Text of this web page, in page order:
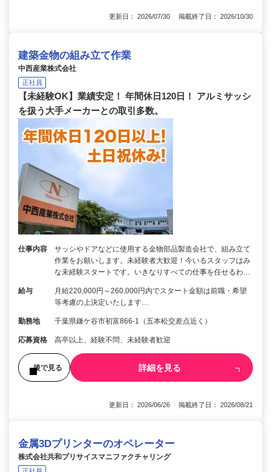
更新日： 2026/07/30 掲載終了日： 2026/10/30
建築金物の組み立て作業
中西産業株式会社
正社員
【未経験OK】業績安定！ 年間休日120日！ アルミサッシ
を扱う大手メーカーとの取引多数。
仕事内容
サッシやドアなどに使用する金物部品製造会社で、組み立て
作業をお願いします。未経験者大歓迎！今いるスタッフはみ
な未経験スタートです。いきなりすべての仕事を任せるわ…
給与
月給220,000円～260,000円内でスタート金額は前職・希望
等考慮の上決定いたします…
勤務地 千葉県鎌ケ谷市初富866-1（五本松交差点近く）
応募資格 高卒以上、経験不問、未経験者歓迎
後で見る 詳細を見る
更新日： 2026/06/26 掲載終了日： 2026/08/21
金属3Dプリンターのオペレーター
株式会社共和プリサイスマニファクチャリング